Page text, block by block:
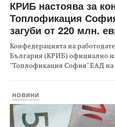
КРИБ настоява за
Топлофикация
загуби от 220 млн.
Конфедерацията на
България (КРИБ) официално
"Топлофикация София" ЕАД на
НОВИНИ